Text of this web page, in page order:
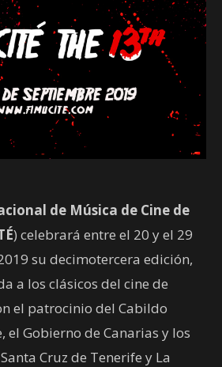
de Música de Cine de
) celebrará entre el 20 y el 29
su decimotercera edición,
a los clásicos del cine de
el patrocinio del Cabildo
el Gobierno de Canarias y los
Cruz de Tenerife y La